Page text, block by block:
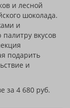
и лесной
шоколада.
и
вкусов
подарить
и
за 4 680 руб.